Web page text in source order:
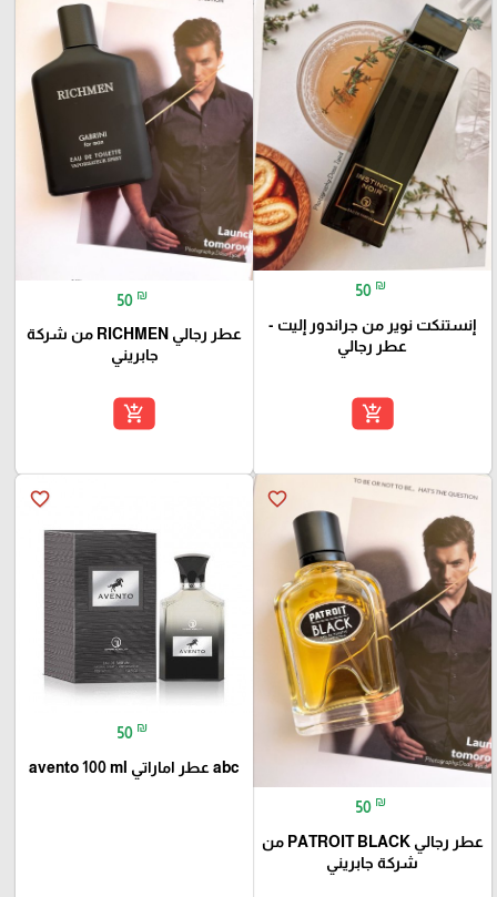
50 ₪
إنستنكت نوير من جراندور إليت -
عطر رجالي
add_shopping_cart
50 ₪
عطر رجالي RICHMEN من شركة
جابريني
add_shopping_cart
favorite_border
50 ₪
عطر رجالي PATROIT BLACK من
شركة جابريني
favorite_border
50 ₪
abc عطر اماراتي avento 100 ml